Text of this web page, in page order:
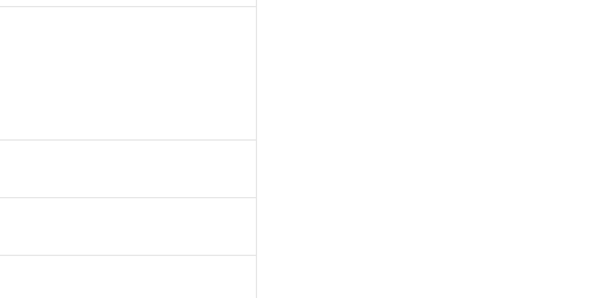
様のお取引先、またはお客様担当のオムロン制御機器販売店・
拠点は「販売ネットワーク
」をご確認ください。
事前の承諾なく第三者に漏洩または開示しないようお願いしま
ビス）をご利用いただくには、I-Webメンバーズにご登録され
類(PBB) 1000ppm以下、ポリ臭化ジフェニルエーテル類(PBDE) 1000ppm以下、
1000ppm以下、フタル酸ブチルベンジル（BBP） 1000ppm以下、フタル酸ジブチ
1000ppm以下
適用除外項目は除く。
が前後することがあります。
い合わせください。
ム) : 100ppm、
ニル類) : 1000ppm、 PBDEs(ポリ臭化ジフェニルエーテル類) : 1000ppm、
値以下であることを示します。
質が外部に漏えいし、環境に深刻な影響を及ぼさない年数を意
場合は、上記1、2および3の内容を当該第三者に通知します。
る関係者が違法に輸出するおそれがある場合は、取り引きをい
は、お客様のお取引先、またはお客様担当のオムロン制御
ください)